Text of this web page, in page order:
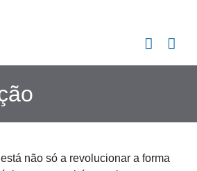
não só a revolucionar a forma